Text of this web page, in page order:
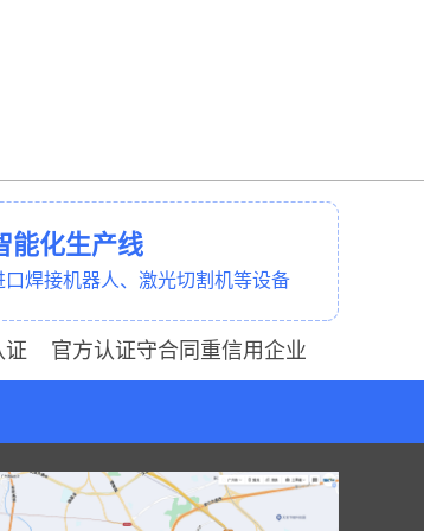
能化生产线
口焊接机器人、激光切割机等设备
官方认证守合同重信用企业